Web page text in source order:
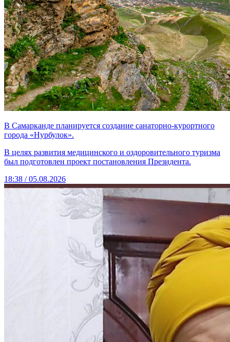
В Самарканде планируется создание санаторно-курортного
города «Нурбулок».
В целях развития медицинского и оздоровительного туризма
был подготовлен проект постановления Президента.
18:38 / 05.08.2026